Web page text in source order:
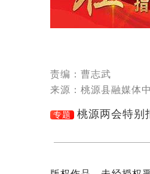
责编：曹志武
来源：桃源县融媒体
专题 桃源两会特别